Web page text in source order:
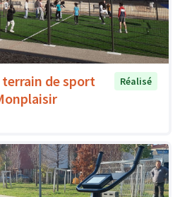
de sport
Réalisé